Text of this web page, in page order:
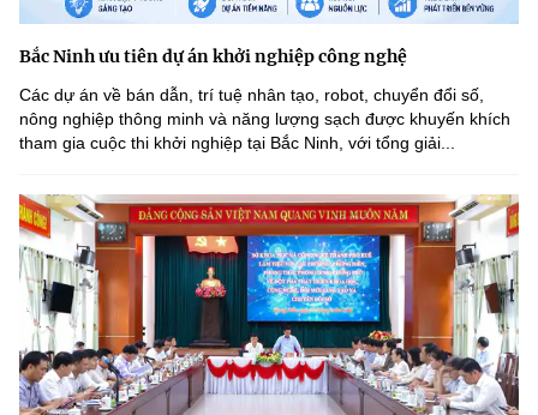
Bắc Ninh ưu tiên dự án khởi nghiệp công nghệ
Các dự án về bán dẫn, trí tuệ nhân tạo, robot, chuyển đổi số,
nông nghiệp thông minh và năng lượng sạch được khuyến khích
tham gia cuộc thi khởi nghiệp tại Bắc Ninh, với tổng giải...